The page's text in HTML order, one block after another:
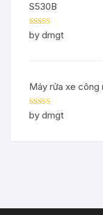
S530B
Rated5out
of 5
by dmgt
Máy rửa xe công
Rated5out
of 5
by dmgt